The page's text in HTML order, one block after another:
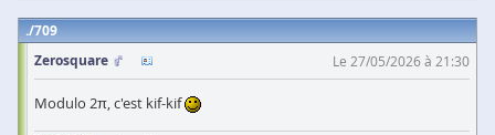
709
Zerosquare
Le 27/05/2026 à 21:30
Modulo 2π, c'est kif-kif